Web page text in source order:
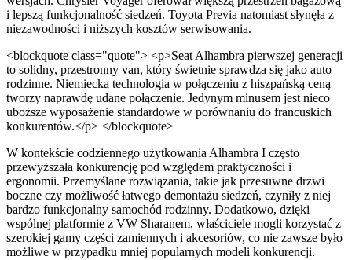
i lepszą funkcjonalność siedzeń. Toyota Previa natomiast słynęła z
niezawodności i niższych kosztów serwisowania.
<blockquote class="quote"> <p>Seat Alhambra pierwszej generacji
to solidny, przestronny van, który świetnie sprawdza się jako auto
rodzinne. Niemiecka technologia w połączeniu z hiszpańską ceną
tworzy naprawdę udane połączenie. Jedynym minusem jest nieco
uboższe wyposażenie standardowe w porównaniu do francuskich
konkurentów.</p> </blockquote>
W kontekście codziennego użytkowania Alhambra I często
przewyższała konkurencję pod względem praktyczności i
ergonomii. Przemyślane rozwiązania, takie jak przesuwne drzwi
boczne czy możliwość łatwego demontażu siedzeń, czyniły z niej
bardzo funkcjonalny samochód rodzinny. Dodatkowo, dzięki
wspólnej platformie z VW Sharanem, właściciele mogli korzystać z
szerokiej gamy części zamiennych i akcesoriów, co nie zawsze było
możliwe w przypadku mniej popularnych modeli konkurencji.